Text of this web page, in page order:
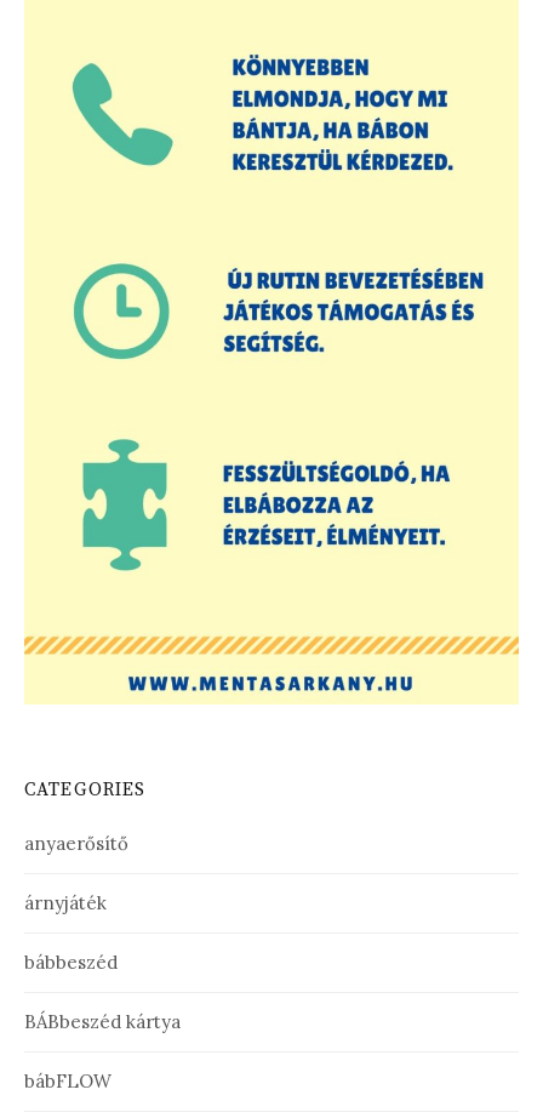
CATEGORIES
anyaerősítő
árnyjáték
bábbeszéd
BÁBbeszéd kártya
bábFLOW